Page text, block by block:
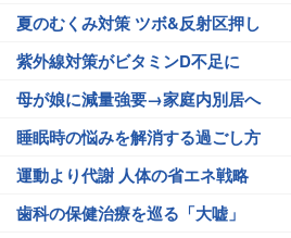
夏のむくみ対策 ツボ&反射区押し
紫外線対策がビタミンD不足に
母が娘に減量強要→家庭内別居へ
睡眠時の悩みを解消する過ごし方
運動より代謝 人体の省エネ戦略
歯科の保健治療を巡る「大嘘」